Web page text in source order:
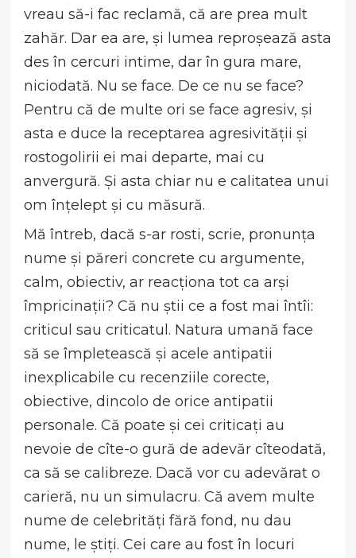
vreau să-i fac reclamă, că are prea mult
zahăr. Dar ea are, și lumea reproșează asta
des în cercuri intime, dar în gura mare,
niciodată. Nu se face. De ce nu se face?
Pentru că de multe ori se face agresiv, și
asta e duce la receptarea agresivității și
rostogolirii ei mai departe, mai cu
anvergură. Și asta chiar nu e calitatea unui
om înțelept și cu măsură.
Mă întreb, dacă s-ar rosti, scrie, pronunța
nume și păreri concrete cu argumente,
calm, obiectiv, ar reacționa tot ca arși
împricinații? Că nu știi ce a fost mai întîi:
criticul sau criticatul. Natura umană face
să se împletească și acele antipatii
inexplicabile cu recenziile corecte,
obiective, dincolo de orice antipatii
personale. Că poate și cei criticați au
nevoie de cîte-o gură de adevăr cîteodată,
ca să se calibreze. Dacă vor cu adevărat o
carieră, nu un simulacru. Că avem multe
nume de celebrități fără fond, nu dau
nume, le știți. Cei care au fost în locuri